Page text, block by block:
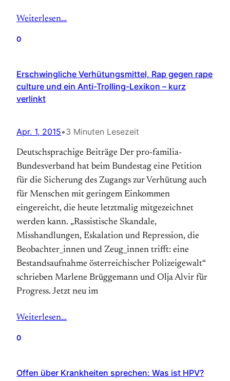
Weiterlesen…
0
Erschwingliche Verhütungsmittel, Rap gegen rape
culture und ein Anti-Trolling-Lexikon – kurz
verlinkt
Apr. 1, 2015•3 Minuten Lesezeit
Deutschsprachige Beiträge Der pro-familia-
Bundesverband hat beim Bundestag eine Petition
für die Sicherung des Zugangs zur Verhütung auch
für Menschen mit geringem Einkommen
eingereicht, die heute letztmalig mitgezeichnet
werden kann. „Rassistische Skandale,
Misshandlungen, Eskalation und Repression, die
Beobachter_innen und Zeug_innen trifft: eine
Bestandsaufnahme österreichischer Polizeigewalt“
schrieben Marlene Brüggemann und Olja Alvir für
Progress. Jetzt neu im
Weiterlesen…
0
Offen über Krankheiten sprechen: Was ist HPV?